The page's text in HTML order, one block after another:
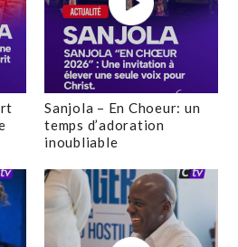
Sanjola – En Choeur: un
temps d’adoration
inoubliable